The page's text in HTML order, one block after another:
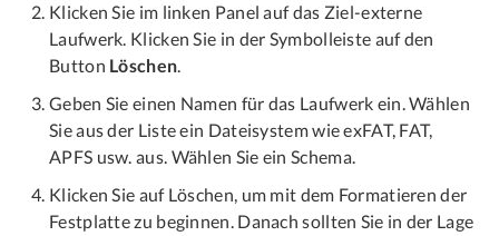
Klicken Sie im linken Panel auf das Ziel-externe
Laufwerk. Klicken Sie in der Symbolleiste auf den
Button Löschen.
Geben Sie einen Namen für das Laufwerk ein. Wählen
Sie aus der Liste ein Dateisystem wie exFAT, FAT,
APFS usw. aus. Wählen Sie ein Schema.
Klicken Sie auf Löschen, um mit dem Formatieren der
Festplatte zu beginnen. Danach sollten Sie in der Lage